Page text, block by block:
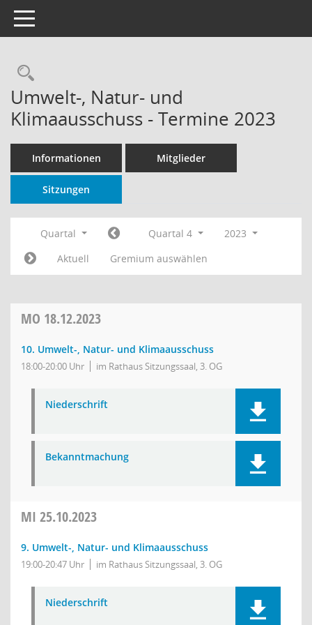
Toggle navigation
Rechercheauswahl
Umwelt-, Natur- und
Klimaausschuss - Termine 2023
Informationen Mitglieder
Sitzungen
Quartal Quartal 4
2023
Aktuell
Gremium auswählen
MO 18.12.2023
10. Umwelt-, Natur- und Klimaausschuss
18:00-20:00 Uhr im Rathaus Sitzungssaal, 3. OG
Niederschrift
Bekanntmachung
MI 25.10.2023
9. Umwelt-, Natur- und Klimaausschuss
19:00-20:47 Uhr im Rathaus Sitzungssaal, 3. OG
Niederschrift